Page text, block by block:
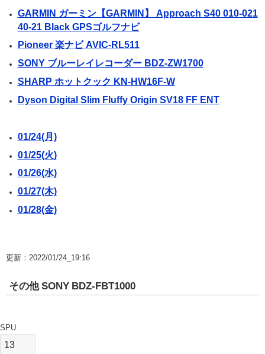
GARMIN ガーミン【GARMIN】 Approach S40 010-021
40-21 Black GPSゴルフナビ
Pioneer 楽ナビ AVIC-RL511
SONY ブルーレイレコーダー BDZ-ZW1700
SHARP ホットクック KN-HW16F-W
Dyson Digital Slim Fluffy Origin SV18 FF ENT
01/24(月)
01/25(火)
01/26(水)
01/27(木)
01/28(金)
更新：2022/01/24_19:16
その他 SONY BDZ-FBT1000
SPU